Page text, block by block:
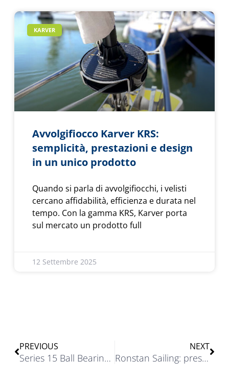
KARVER
Avvolgifiocco Karver KRS:
semplicità, prestazioni e design
in un unico prodotto
Quando si parla di avvolgifiocchi, i velisti
cercano affidabilità, efficienza e durata nel
tempo. Con la gamma KRS, Karver porta
sul mercato un prodotto full
12 Settembre 2025
PREVIOUS
Series 15 Ball Bearing Blocks – Bozzelli leggeri ad alte prestazioni
NEXT
Ronstan Sailing: prestazioni senza compromessi